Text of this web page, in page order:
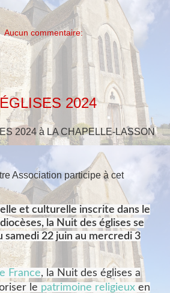
Aucun commentaire:
2024
2024 à LA CHAPELLE-LASSON
Association participe à cet
et culturelle inscrite dans le
la Nuit des églises se
22 juin au mercredi 3
France, la Nuit des églises a
le patrimoine religieux en